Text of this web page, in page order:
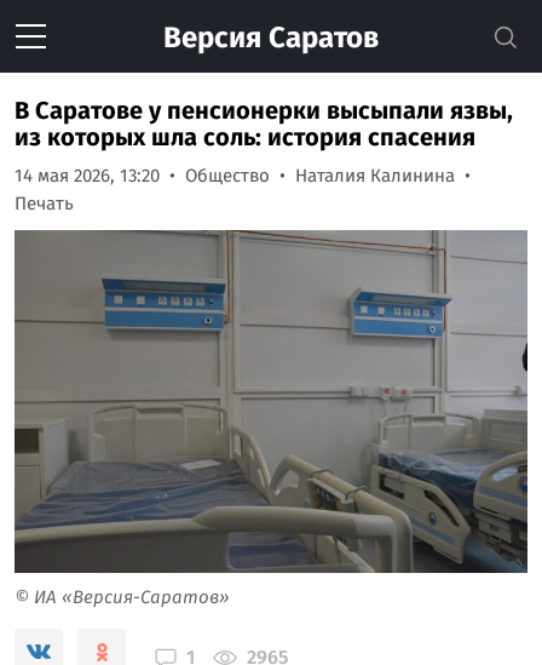
Версия Саратов
В Саратове у пенсионерки высыпали язвы,
из которых шла соль: история спасения
14 мая 2026, 13:20 Общество
Наталия Калинина
Печать
© ИА «Версия-Саратов»
1 2965